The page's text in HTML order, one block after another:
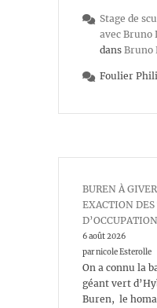
Stage de
avec Bruno
dans Bruno
Foulier
BUREN À
EXACTION DES
6 août 2026
par nicole Esterolle
On a connu la
géant vert
Buren, le